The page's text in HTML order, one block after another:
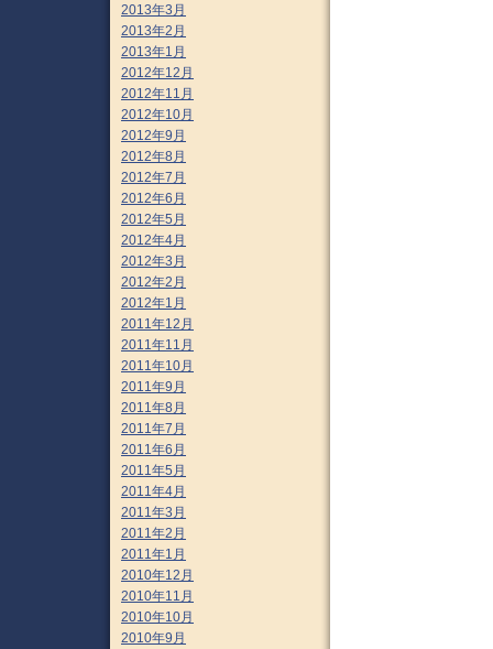
2013年3月
2013年2月
2013年1月
2012年12月
2012年11月
2012年10月
2012年9月
2012年8月
2012年7月
2012年6月
2012年5月
2012年4月
2012年3月
2012年2月
2012年1月
2011年12月
2011年11月
2011年10月
2011年9月
2011年8月
2011年7月
2011年6月
2011年5月
2011年4月
2011年3月
2011年2月
2011年1月
2010年12月
2010年11月
2010年10月
2010年9月